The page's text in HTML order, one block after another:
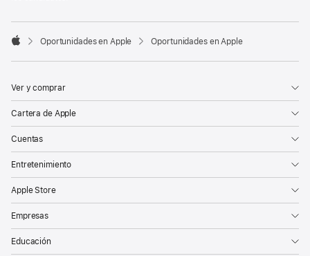

Oportunidades en Apple Oportunidades en Apple
Ver y comprar
Cartera de Apple
Cuentas
Entretenimiento
Apple Store
Empresas
Educación